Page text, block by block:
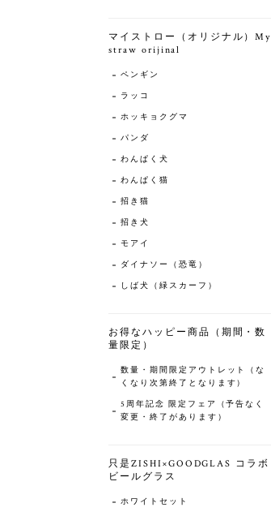
マイストロー（オリジナル）My
straw orijinal
ペンギン
ラッコ
ホッキョクグマ
パンダ
わんぱく犬
わんぱく猫
招き猫
招き犬
モアイ
ダイナソー（恐竜）
しば犬（緑スカーフ）
お得なハッピー商品（期間・数
量限定）
数量・期間限定アウトレット（な
くなり次第終了となります）
5周年記念 限定フェア（予告なく
変更・終了があります）
只是ZISHI×GOODGLAS コラボ
ビールグラス
ホワイトセット